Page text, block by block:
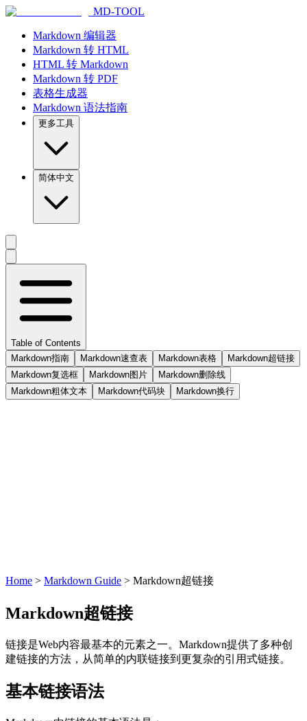
MD-TOOL
Markdown 编辑器
Markdown 转 HTML
HTML 转 Markdown
Markdown 转 PDF
表格生成器
Markdown 语法指南
更多工具
简体中文
Table of Contents
Markdown指南
Markdown速查表 Markdown表格
Markdown超链接
Markdown复选框
Markdown图片
Markdown删除线
Markdown粗体文本
Markdown代码块 Markdown换行
Home > Markdown Guide > Markdown超链接
Markdown超链接
链接是Web内容最基本的元素之一。Markdown提供了多种创
建链接的方法，从简单的内联链接到更复杂的引用式链接。
基本链接语法